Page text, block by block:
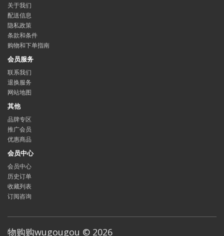
关于我们
配送信息
隐私政策
条款和条件
购物和下单指南
会员服务
联系我们
退换服务
网站地图
其他
品牌专区
推广会员
优惠商品
会员中心
会员中心
历史订单
收藏列表
订阅咨询
物购购wugougou © 2026